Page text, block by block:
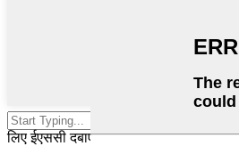
लिए ईएससी दबाएं